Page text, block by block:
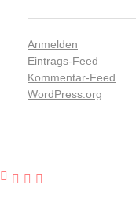
Anmelden
Eintrags-Feed
Kommentar-Feed
WordPress.org